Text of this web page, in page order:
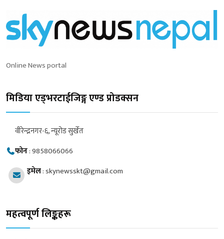
Online News portal
मिडिया एड्भरटाईजिङ्ग एण्ड प्रोडक्सन
वीरेन्द्रनगर-६, न्यूरोड सुर्खेत
फोन:9858066066
इमेल:skynewsskt@gmail.com
महत्वपूर्ण लिङ्कहरू